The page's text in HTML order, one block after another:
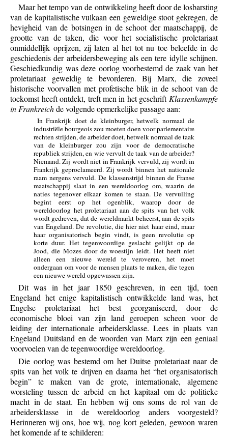
Maar het tempo van de ontwikkeling heeft door de losbarsting
van de kapitalistische vulkaan een geweldige stoot gekregen, de
hevigheid van de botsingen in de schoot der maatschappij, de
grootte van de taken, die voor het socialistische proletariaat
onmiddellijk oprijzen, zij laten al het tot nu toe beleefde in de
geschiedenis der arbeidersbeweging als een tere idylle schijnen.
Geschiedkundig was deze oorlog voorbestemd de zaak van het
proletariaat geweldig te bevorderen. Bij Marx, die zoveel
historische voorvallen met profetische blik in de schoot van de
toekomst heeft ontdekt, treft men in het geschrift Klassenkampfe
in Frankreichde volgende opmerkelijke passage aan:
In Frankrijk doet de kleinburger, hetwelk normaal de
industriële bourgeois zou moeten doen voor parlementaire
rechten strijden, de arbeider doet, hetwelk normaal de taak
van de kleinburger zou zijn voor de democratische
republiek strijden, en wie vervult de taak van de arbeider?
Niemand. Zij wordt niet in Frankrijk vervuld, zij wordt in
Frankrijk geproclameerd. Zij wordt binnen het nationale
raam nergens vervuld. De klassenstrijd binnen de Franse
maatschappij slaat in een wereldoorlog om, waarin de
naties tegenover elkaar komen te staan. De vervulling
begint eerst op het ogenblik, waarop door de
wereldoorlog het proletariaat aan de spits van het volk
wordt gedreven, dat de wereldmarkt beheerst, aan de spits
van Engeland. De revolutie, die hier niet haar eind, maar
haar organisatorisch begin vindt, is geen revolutie op
korte duur. Het tegenwoordige geslacht gelijkt op de
Jood, die Mozes door de woestijn leidt. Het heeft niet
alleen een nieuwe wereld te veroveren, het moet
ondergaan om voor de mensen plaats te maken, die tegen
een nieuwe wereld opgewassen zijn.
Dit was in het jaar 1850 geschreven, in een tijd, toen
Engeland het enige kapitalistisch ontwikkelde land was, het
Engelse proletariaat het best georganiseerd, door de
economische bloei van zijn land geroepen scheen voor de
leiding der internationale arbeidersklasse. Lees in plaats van
Engeland Duitsland en de woorden van Marx zijn een geniaal
voorvoelen van de tegenwoordige wereldoorlog.
Die oorlog was bestemd om het Duitse proletariaat naar de
spits van het volk te drijven en daarna het “het organisatorisch
begin” te maken van de grote, internationale, algemene
worsteling tussen de arbeid en het kapitaal om de politieke
macht in de staat. En hebben wij ons soms de rol van de
arbeidersklasse in de wereldoorlog anders voorgesteld?
Herinneren wij ons, hoe wij, nog kort geleden, gewoon waren
het komende af te schilderen: